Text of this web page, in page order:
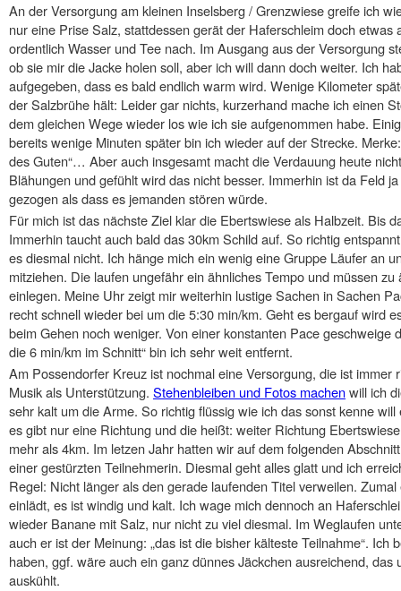
An der Versorgung am kleinen Inselsberg / Grenzwiese greife ich
nur eine Prise Salz, stattdessen gerät der Haferschleim doch etwas
ordentlich Wasser und Tee nach. Im Ausgang aus der Versorgung
ob sie mir die Jacke holen soll, aber ich will dann doch weiter. Ich
aufgegeben, dass es bald endlich warm wird. Wenige Kilometer
der Salzbrühe hält: Leider gar nichts, kurzerhand mache ich einen
dem gleichen Wege wieder los wie ich sie aufgenommen habe.
bereits wenige Minuten später bin ich wieder auf der Strecke.
des Guten“… Aber auch insgesamt macht die Verdauung heute
Blähungen und gefühlt wird das nicht besser. Immerhin ist da Feld
gezogen als dass es jemanden stören würde.
Für mich ist das nächste Ziel klar die Ebertswiese als Halbzeit. Bis
Immerhin taucht auch bald das 30km Schild auf. So richtig
es diesmal nicht. Ich hänge mich ein wenig eine Gruppe Läufer an
mitziehen. Die laufen ungefähr ein ähnliches Tempo und müssen
einlegen. Meine Uhr zeigt mir weiterhin lustige Sachen in Sachen
recht schnell wieder bei um die 5:30 min/km. Geht es bergauf wird
beim Gehen noch weniger. Von einer konstanten Pace geschweige
die 6 min/km im Schnitt“ bin ich sehr weit entfernt.
Am Possendorfer Kreuz ist nochmal eine Versorgung, die ist immer
Musik als Unterstützung. Stehenbleiben und Fotos machenwill ich
sehr kalt um die Arme. So richtig flüssig wie ich das sonst kenne
es gibt nur eine Richtung und die heißt: weiter Richtung
mehr als 4km. Im letzen Jahr hatten wir auf dem folgenden
einer gestürzten Teilnehmerin. Diesmal geht alles glatt und ich
Regel: Nicht länger als den gerade laufenden Titel verweilen.
einlädt, es ist windig und kalt. Ich wage mich dennoch an
wieder Banane mit Salz, nur nicht zu viel diesmal. Im Weglaufen
auch er ist der Meinung: „das ist die bisher kälteste Teilnahme“. Ich
haben, ggf. wäre auch ein ganz dünnes Jäckchen ausreichend,
auskühlt.